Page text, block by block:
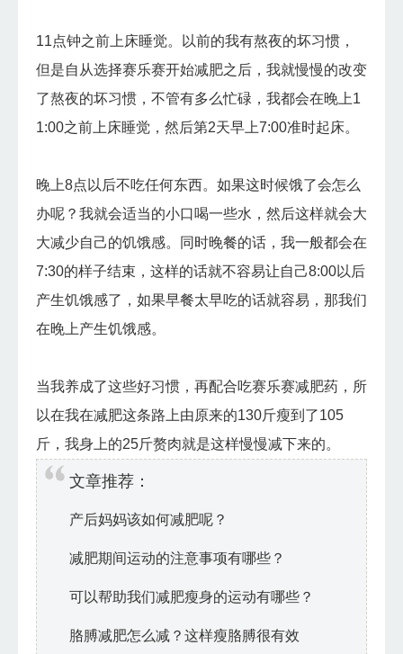
11点钟之前上床睡觉。以前的我有熬夜的坏习惯，
但是自从选择赛乐赛开始减肥之后，我就慢慢的改变
了熬夜的坏习惯，不管有多么忙碌，我都会在晚上1
1:00之前上床睡觉，然后第2天早上7:00准时起床。
晚上8点以后不吃任何东西。如果这时候饿了会怎么
办呢？我就会适当的小口喝一些水，然后这样就会大
大减少自己的饥饿感。同时晚餐的话，我一般都会在
7:30的样子结束，这样的话就不容易让自己8:00以后
产生饥饿感了，如果早餐太早吃的话就容易，那我们
在晚上产生饥饿感。
当我养成了这些好习惯，再配合吃赛乐赛减肥药，所
以在我在减肥这条路上由原来的130斤瘦到了105
斤，我身上的25斤赘肉就是这样慢慢减下来的。
文章推荐：
产后妈妈该如何减肥呢？
减肥期间运动的注意事项有哪些？
可以帮助我们减肥瘦身的运动有哪些？
胳膊减肥怎么减？这样瘦胳膊很有效